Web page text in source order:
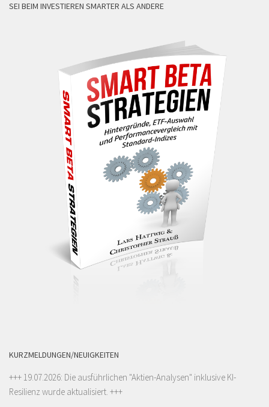
SEI BEIM INVESTIEREN SMARTER ALS ANDERE
KURZMELDUNGEN/NEUIGKEITEN
+++ 19.07.2026: Die ausführlichen "Aktien-Analysen" inklusive KI-
Resilienz wurde aktualisiert. +++